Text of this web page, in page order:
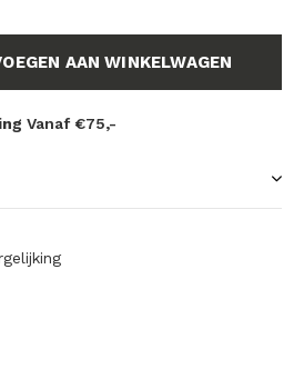
AAN WINKELWAGEN
Vanaf €75,-